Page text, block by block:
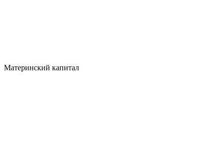
Материнский капитал